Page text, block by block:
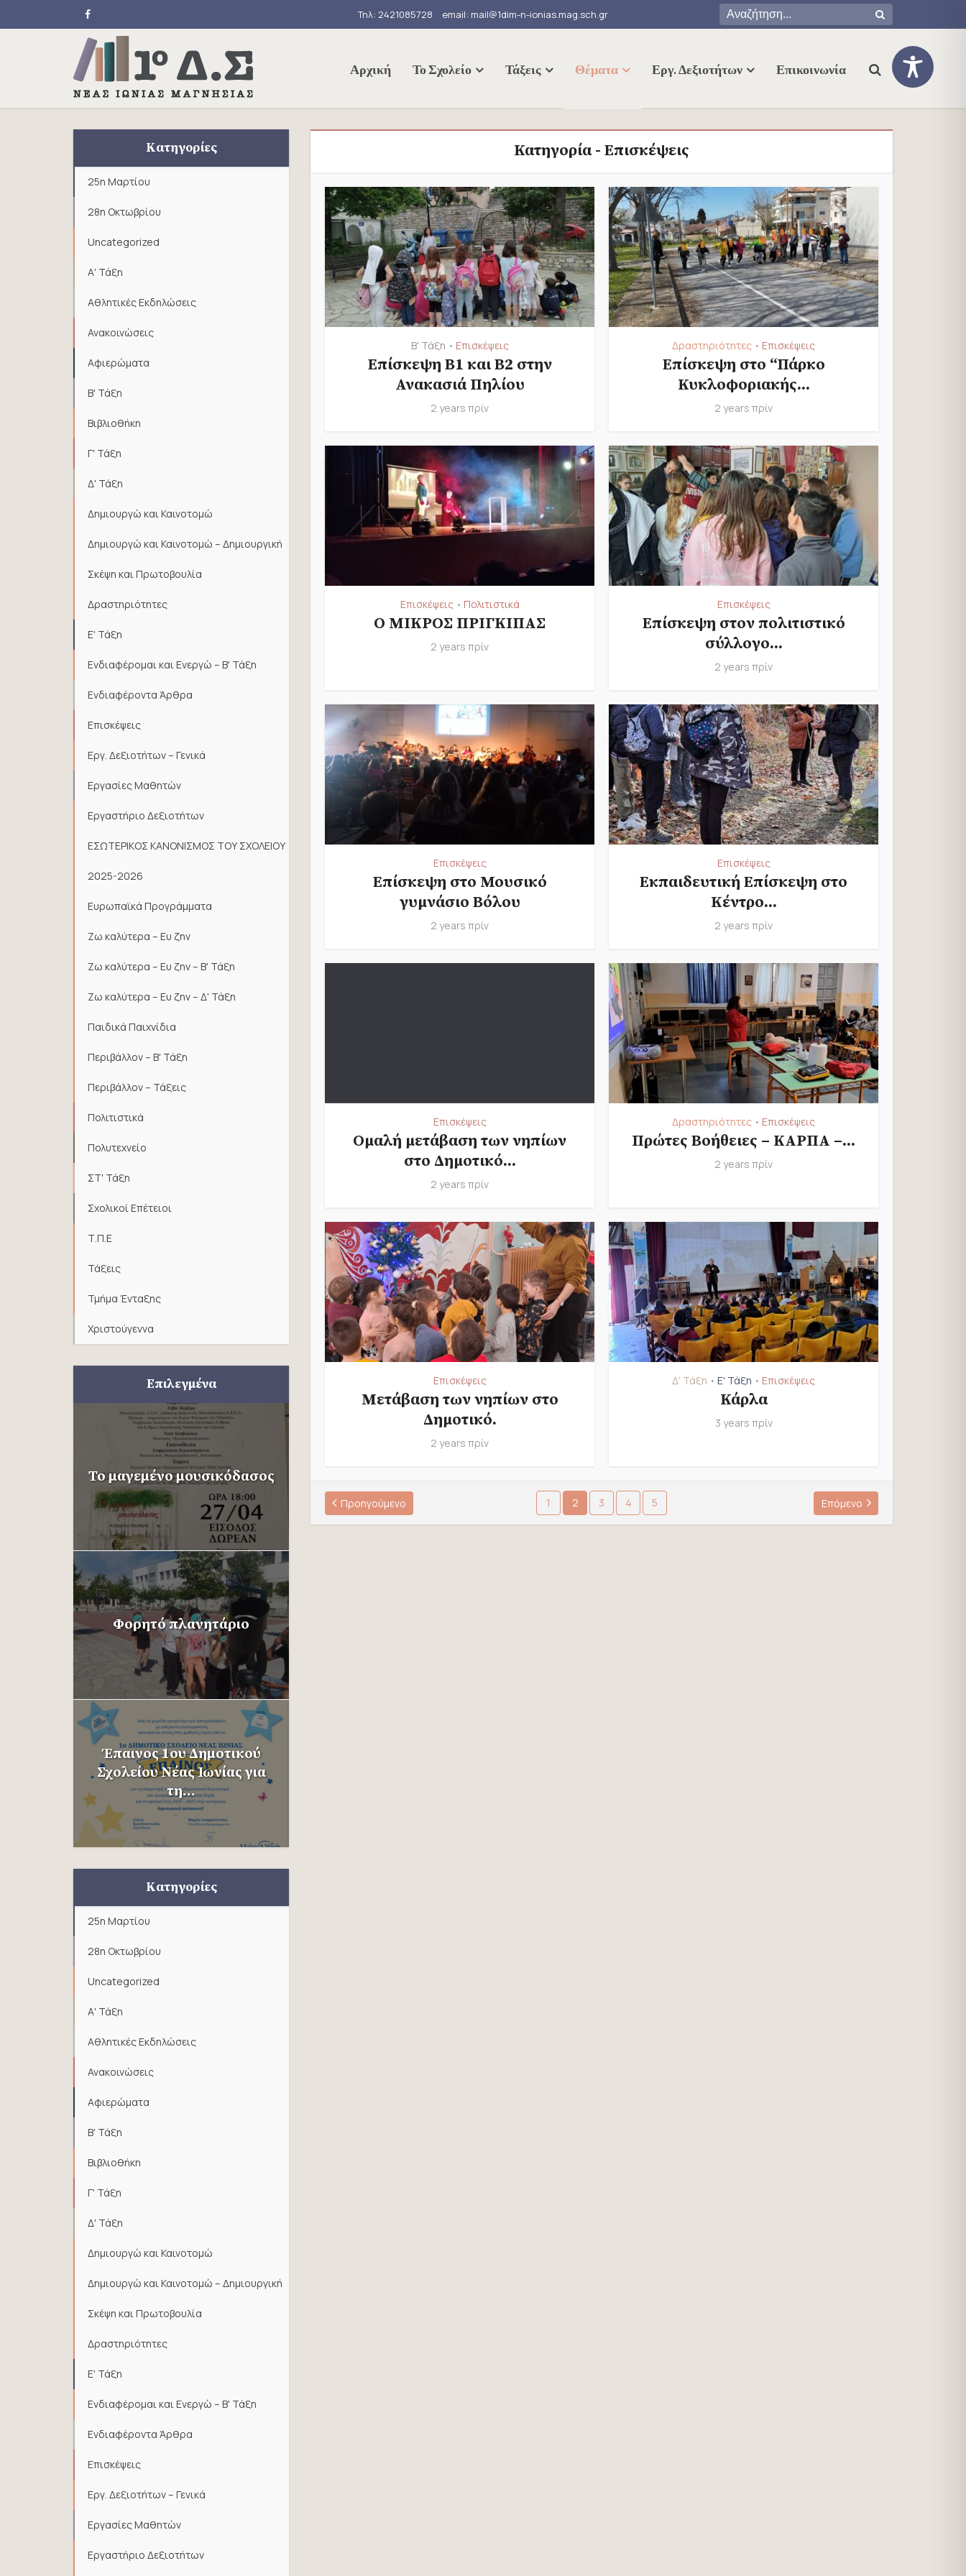
Τηλ: 2421085728 email: mail@1dim-n-ionias.mag.sch.gr
Αρχική Το Σχολείο Τάξεις Θέματα Εργ. Δεξιοτήτων Επικοινωνία
Κατηγορίες
25η Μαρτίου
28η Οκτωβρίου
Uncategorized
Α' Τάξη
Αθλητικές Εκδηλώσεις
Ανακοινώσεις
Αφιερώματα
Β' Τάξη
Βιβλιοθήκη
Γ' Τάξη
Δ' Τάξη
Δημιουργώ και Καινοτομώ
Δημιουργώ και Καινοτομώ – Δημιουργική
Σκέψη και Πρωτοβουλία
Δραστηριότητες
Ε' Τάξη
Ενδιαφέρομαι και Ενεργώ – Β' Τάξη
Ενδιαφέροντα Άρθρα
Επισκέψεις
Εργ. Δεξιοτήτων – Γενικά
Εργασίες Μαθητών
Εργαστήριο Δεξιοτήτων
ΕΣΩΤΕΡΙΚΟΣ ΚΑΝΟΝΙΣΜΟΣ ΤΟΥ ΣΧΟΛΕΙΟΥ
2025-2026
Ευρωπαϊκά Προγράμματα
Ζω καλύτερα – Ευ ζην
Ζω καλύτερα – Ευ ζην – Β' Τάξη
Ζω καλύτερα – Ευ ζην – Δ' Τάξη
Παιδικά Παιχνίδια
Περιβάλλον – Β' Τάξη
Περιβάλλον – Τάξεις
Πολιτιστικά
Πολυτεχνείο
ΣΤ' Τάξη
Σχολικοί Επέτειοι
Τ.Π.Ε
Τάξεις
Τμήμα Ένταξης
Χριστούγεννα
Επιλεγμένα
Το μαγεμένο μουσικόδασος
Φορητό πλανητάριο
Έπαινος 1ου Δημοτικού
Σχολείου Νέας Ιωνίας για
τη...
Κατηγορίες
25η Μαρτίου
28η Οκτωβρίου
Uncategorized
Α' Τάξη
Αθλητικές Εκδηλώσεις
Ανακοινώσεις
Αφιερώματα
Β' Τάξη
Βιβλιοθήκη
Γ' Τάξη
Δ' Τάξη
Δημιουργώ και Καινοτομώ
Δημιουργώ και Καινοτομώ – Δημιουργική
Σκέψη και Πρωτοβουλία
Δραστηριότητες
Ε' Τάξη
Ενδιαφέρομαι και Ενεργώ – Β' Τάξη
Ενδιαφέροντα Άρθρα
Επισκέψεις
Εργ. Δεξιοτήτων – Γενικά
Εργασίες Μαθητών
Εργαστήριο Δεξιοτήτων
Κατηγορία - Επισκέψεις
Β' Τάξη • Επισκέψεις
Επίσκεψη Β1 και Β2 στην
Ανακασιά Πηλίου
2 years πρίν
Δραστηριότητες • Επισκέψεις
Επίσκεψη στο “Πάρκο
Κυκλοφοριακής...
2 years πρίν
Επισκέψεις • Πολιτιστικά
Ο ΜΙΚΡΟΣ ΠΡΙΓΚΙΠΑΣ
2 years πρίν
Επισκέψεις
Επίσκεψη στον πολιτιστικό
σύλλογο...
2 years πρίν
Επισκέψεις
Επίσκεψη στο Μουσικό
γυμνάσιο Βόλου
2 years πρίν
Επισκέψεις
Εκπαιδευτική Επίσκεψη στο
Κέντρο...
2 years πρίν
Επισκέψεις
Ομαλή μετάβαση των νηπίων
στο Δημοτικό...
2 years πρίν
Δραστηριότητες • Επισκέψεις
Πρώτες Βοήθειες – ΚΑΡΠΑ –...
2 years πρίν
Επισκέψεις
Mετάβαση των νηπίων στο
Δημοτικό.
2 years πρίν
Δ' Τάξη • Ε' Τάξη • Επισκέψεις
Κάρλα
3 years πρίν
Προηγούμενο 1 2 3 4 5 Επόμενο